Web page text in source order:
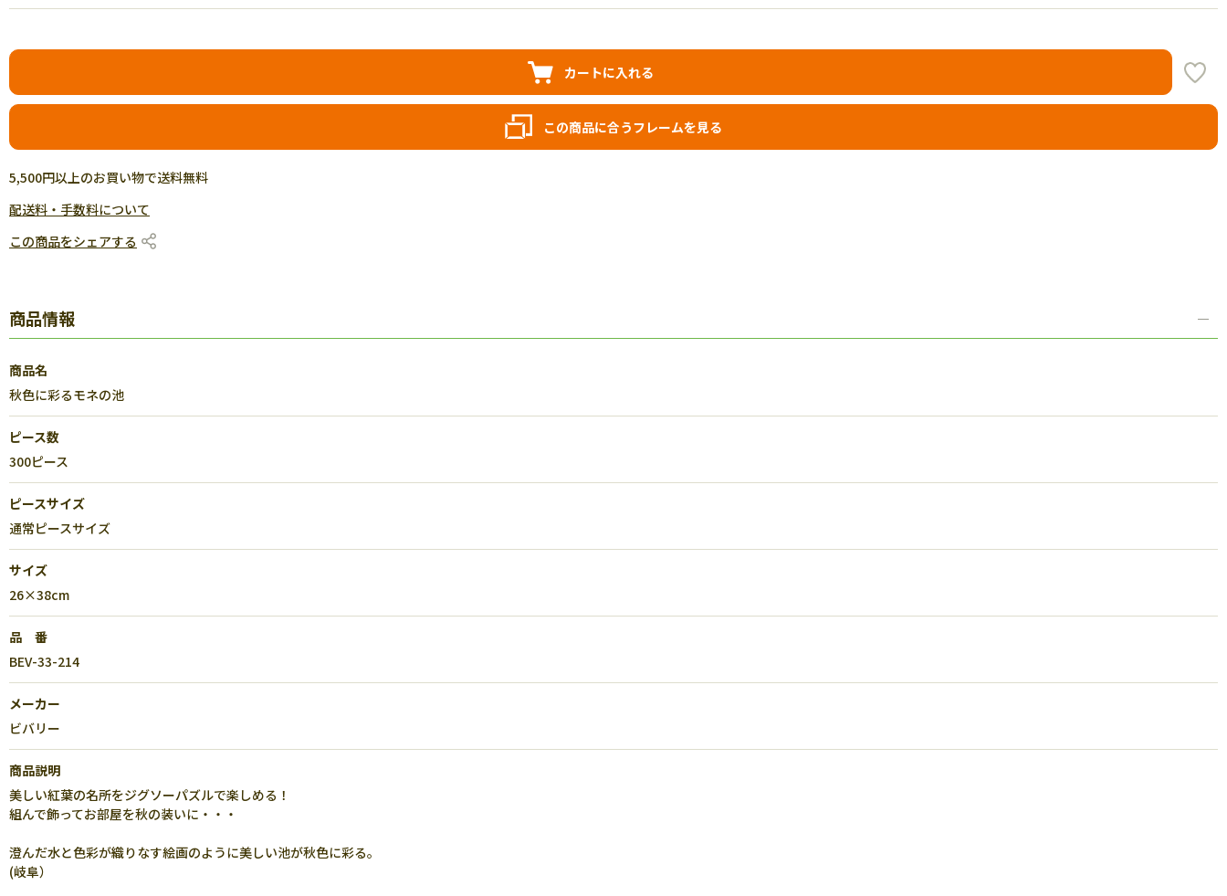
カートに入れる
この商品に合うフレームを見る
5,500円以上のお買い物で送料無料
配送料・手数料について
この商品をシェアする
商品情報
商品名
秋色に彩るモネの池
ピース数
300ピース
ピースサイズ
通常ピースサイズ
サイズ
26×38cm
品 番
BEV-33-214
メーカー
ビバリー
商品説明
美しい紅葉の名所をジグソーパズルで楽しめる！
組んで飾ってお部屋を秋の装いに・・・
澄んだ水と色彩が織りなす絵画のように美しい池が秋色に彩る。
(岐阜）